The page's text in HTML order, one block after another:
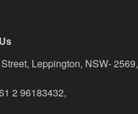
Leppington, NSW- 2569,
2 96183432,